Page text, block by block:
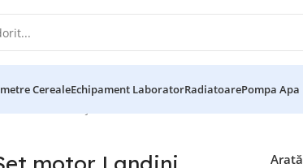
CerealeEchipament LaboratorRadiatoarePompa Apa
Arată